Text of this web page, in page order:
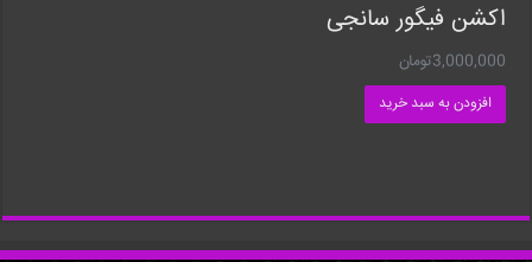
اکشن فیگور سانجی
3,000,000تومان
افزودن به سبد خرید